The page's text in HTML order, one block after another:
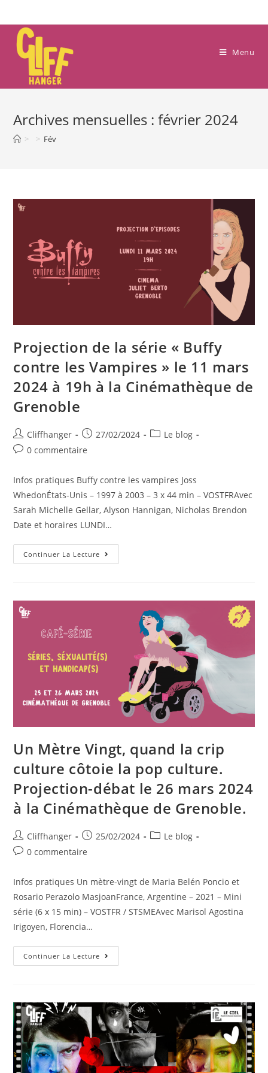
to
content
Menu
Archives mensuelles : février 2024
> > Fév
Projection de la série « Buffy
contre les Vampires » le 11 mars
2024 à 19h à la Cinémathèque de
Grenoble
Auteur/autrice
de
Cliffhanger
Post
published:
27/02/2024
PostLe blog
Post0 commentaire
Infos pratiques Buffy contre les vampires Joss
WhedonÉtats-Unis – 1997 à 2003 – 3 x 44 min – VOSTFRAvec
Sarah Michelle Gellar, Alyson Hannigan, Nicholas Brendon
Date et horaires LUNDI…
Continuer La Lecture Projection
De
Les
Vampires »
À
19h
Cinémathèque
Grenoble
Un Mètre Vingt, quand la crip
culture côtoie la pop culture.
Projection-débat le 26 mars 2024
à la Cinémathèque de Grenoble.
Auteur/autrice
de
Cliffhanger
Post
published:
25/02/2024
PostLe blog
Post0 commentaire
Infos pratiques Un mètre-vingt de Maria Belén Poncio et
Rosario Perazolo MasjoanFrance, Argentine – 2021 – Mini
série (6 x 15 min) – VOSTFR / STSMEAvec Marisol Agostina
Irigoyen, Florencia…
Continuer La Lecture Un
Mètre
Culture
Côtoie
La
Pop
Culture.
Projection-
Débat
Le